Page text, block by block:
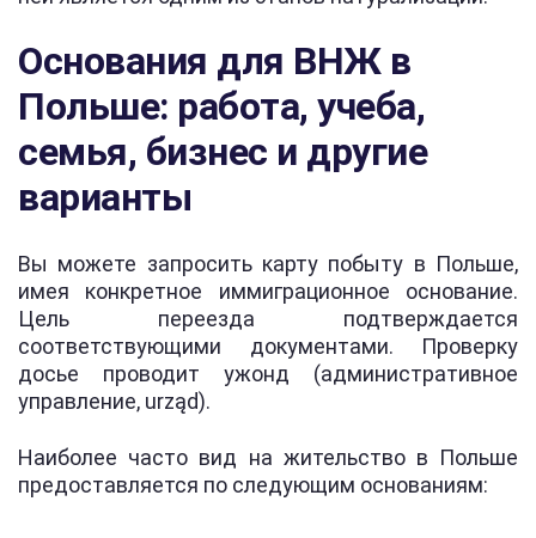
Основания для ВНЖ в
Польше: работа, учеба,
семья, бизнес и другие
варианты
Вы можете запросить карту побыту в Польше,
имея конкретное иммиграционное основание.
Цель переезда подтверждается
соответствующими документами. Проверку
досье проводит ужонд (административное
управление, urząd).
Наиболее часто вид на жительство в Польше
предоставляется по следующим основаниям: